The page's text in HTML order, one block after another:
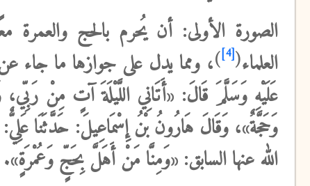
الصورة الأولى: أن يُحرم بالحج والعمرة
العلماء(
[4]
)، ومما يدل على جوازها ما جاء
عَلَيْهِ وَسَلَّمَ قَالَ: «أَتَانِي اللَّيْلَةَ آتٍ مِنْ
وَحَجَّةٌ»، وَقَالَ هَارُونُ بْنُ إِسْمَاعِيلَ: حَدَّثَنَا
الله عنها السابق: «وَمِنَّا مَنْ أَهَلَّ بِحَجٍّ وَعُمْرَةٍ».